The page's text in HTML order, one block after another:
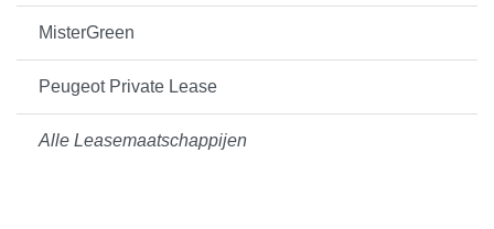
MisterGreen
Peugeot Private Lease
Alle Leasemaatschappijen